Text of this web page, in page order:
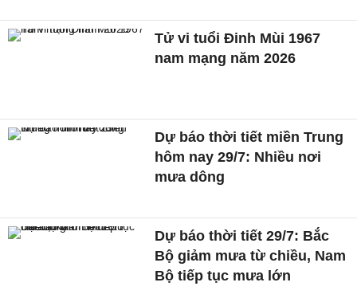
Tử vi tuổi Đinh Mùi 1967
nam mạng năm 2026
Dự báo thời tiết miền Trung
hôm nay 29/7: Nhiều nơi
mưa dông
Dự báo thời tiết 29/7: Bắc
Bộ giảm mưa từ chiều, Nam
Bộ tiếp tục mưa lớn